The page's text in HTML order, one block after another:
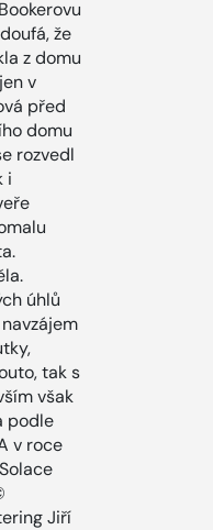
že
z domu
v
před
domu
rozvedl
i
úhlů
tak s
však
podle
v roce
Jiří